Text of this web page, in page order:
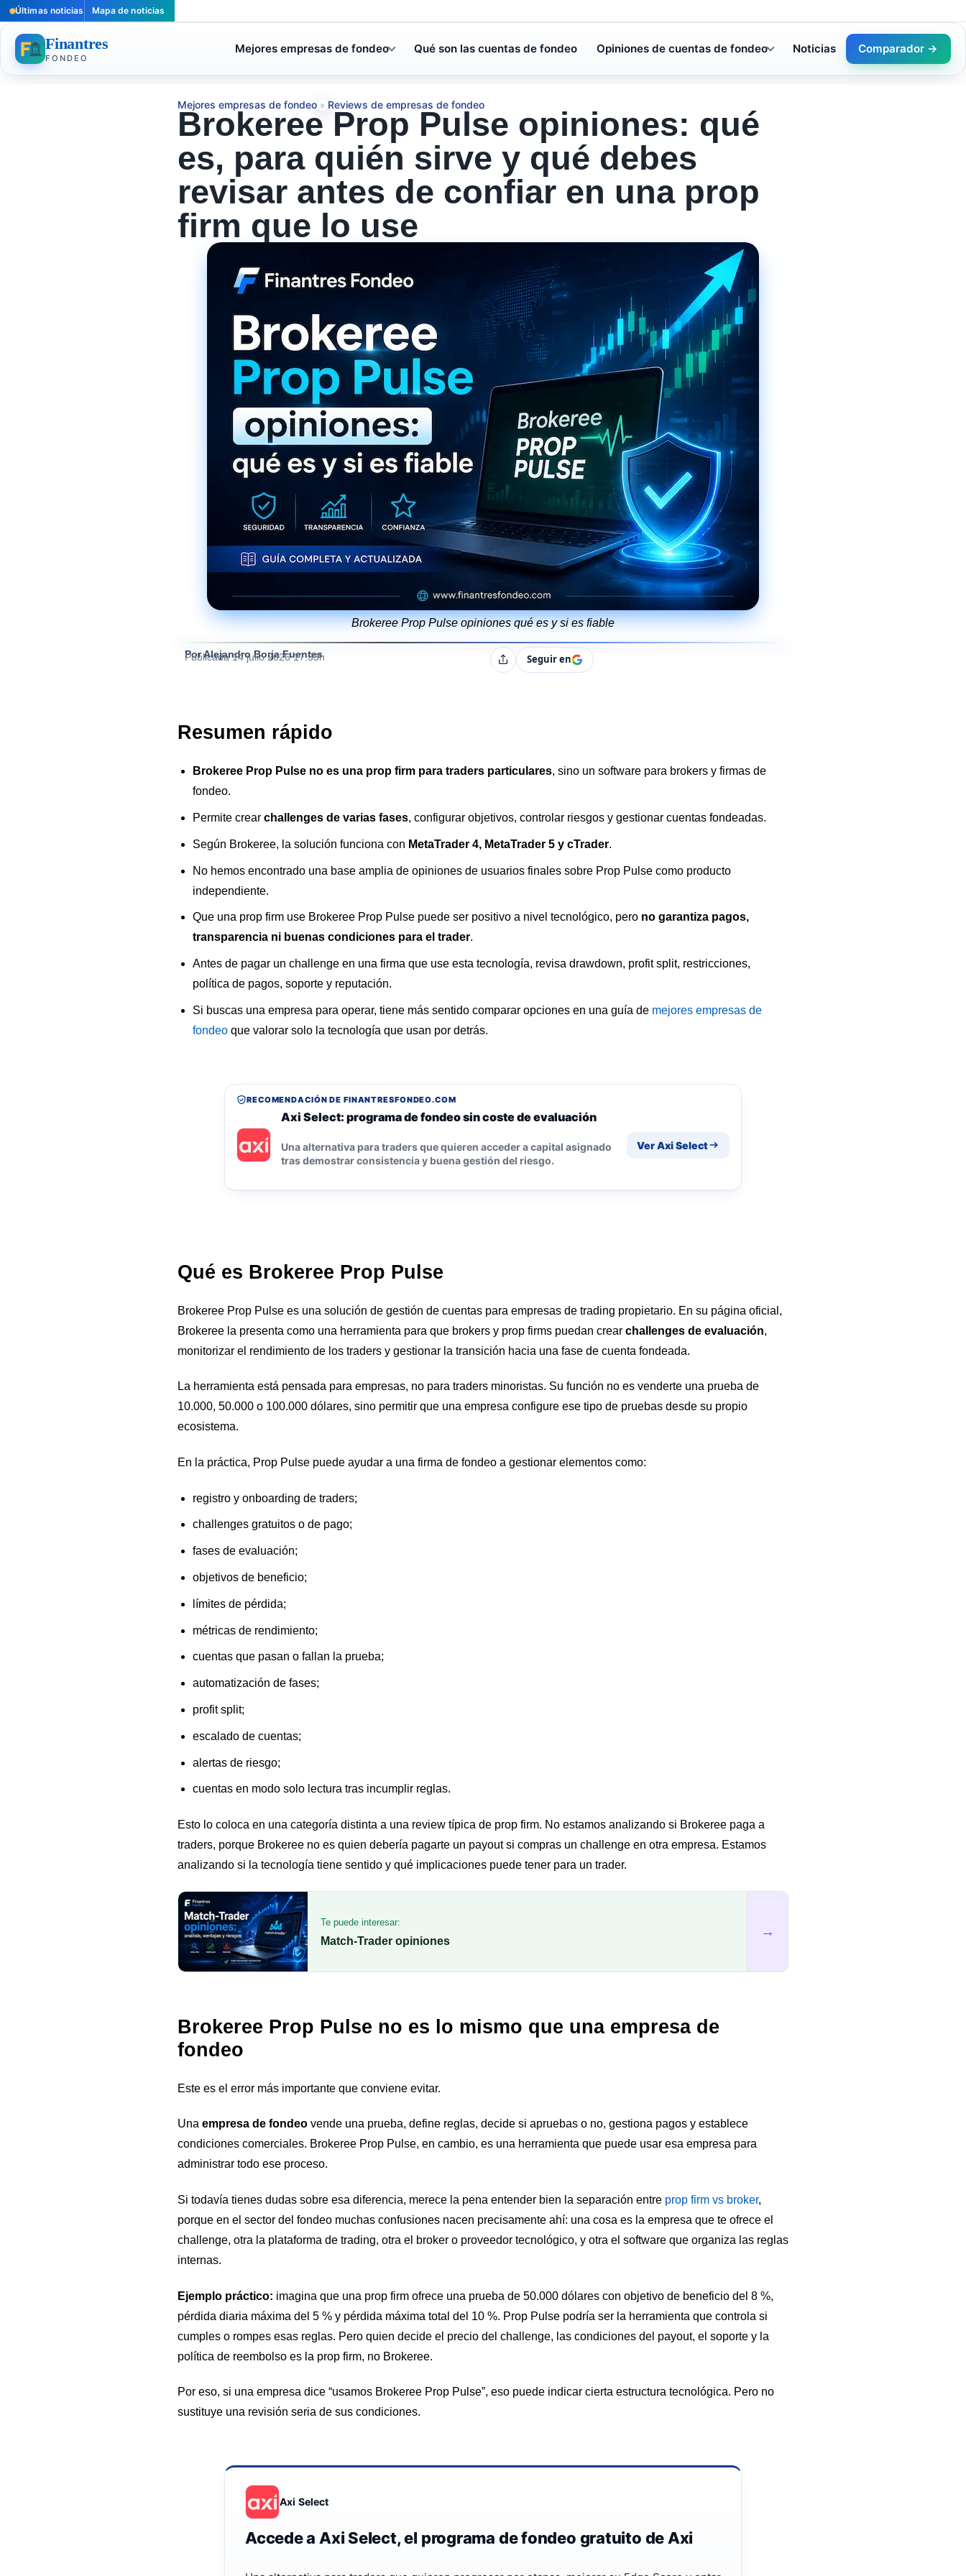
Últimas noticias Mapa de noticias
Finantres
FONDEO
Mejores empresas de fondeo Qué son las cuentas de fondeo Opiniones de cuentas de fondeo Noticias Comparador →
Mejores empresas de fondeo » Reviews de empresas de fondeo
Brokeree Prop Pulse opiniones: qué
es, para quién sirve y qué debes
revisar antes de confiar en una prop
firm que lo use
Brokeree Prop Pulse opiniones qué es y si es fiable
Por Alejandro Borja Fuentes
Publicada 14 julio 2026 17:33h CompartirSeguir en
Resumen rápido
Brokeree Prop Pulse no es una prop firm para traders particulares, sino un software para brokers y firmas de
fondeo.
Permite crear challenges de varias fases, configurar objetivos, controlar riesgos y gestionar cuentas fondeadas.
Según Brokeree, la solución funciona con MetaTrader 4, MetaTrader 5 y cTrader.
No hemos encontrado una base amplia de opiniones de usuarios finales sobre Prop Pulse como producto
independiente.
Que una prop firm use Brokeree Prop Pulse puede ser positivo a nivel tecnológico, pero no garantiza pagos,
transparencia ni buenas condiciones para el trader.
Antes de pagar un challenge en una firma que use esta tecnología, revisa drawdown, profit split, restricciones,
política de pagos, soporte y reputación.
Si buscas una empresa para operar, tiene más sentido comparar opciones en una guía de mejores empresas de
fondeoque valorar solo la tecnología que usan por detrás.
RECOMENDACIÓN DE FINANTRESFONDEO.COM
Axi Select: programa de fondeo sin coste de evaluación
Una alternativa para traders que quieren acceder a capital asignado
tras demostrar consistencia y buena gestión del riesgo.
Ver Axi Select
Qué es Brokeree Prop Pulse
Brokeree Prop Pulse es una solución de gestión de cuentas para empresas de trading propietario. En su página oficial,
Brokeree la presenta como una herramienta para que brokers y prop firms puedan crear challenges de evaluación,
monitorizar el rendimiento de los traders y gestionar la transición hacia una fase de cuenta fondeada.
La herramienta está pensada para empresas, no para traders minoristas. Su función no es venderte una prueba de
10.000, 50.000 o 100.000 dólares, sino permitir que una empresa configure ese tipo de pruebas desde su propio
ecosistema.
En la práctica, Prop Pulse puede ayudar a una firma de fondeo a gestionar elementos como:
registro y onboarding de traders;
challenges gratuitos o de pago;
fases de evaluación;
objetivos de beneficio;
límites de pérdida;
métricas de rendimiento;
cuentas que pasan o fallan la prueba;
automatización de fases;
profit split;
escalado de cuentas;
alertas de riesgo;
cuentas en modo solo lectura tras incumplir reglas.
Esto lo coloca en una categoría distinta a una review típica de prop firm. No estamos analizando si Brokeree paga a
traders, porque Brokeree no es quien debería pagarte un payout si compras un challenge en otra empresa. Estamos
analizando si la tecnología tiene sentido y qué implicaciones puede tener para un trader.
Te puede interesar:
Match-Trader opiniones
→
Brokeree Prop Pulse no es lo mismo que una empresa de
fondeo
Este es el error más importante que conviene evitar.
Una empresa de fondeo vende una prueba, define reglas, decide si apruebas o no, gestiona pagos y establece
condiciones comerciales. Brokeree Prop Pulse, en cambio, es una herramienta que puede usar esa empresa para
administrar todo ese proceso.
Si todavía tienes dudas sobre esa diferencia, merece la pena entender bien la separación entre prop firm vs broker,
porque en el sector del fondeo muchas confusiones nacen precisamente ahí: una cosa es la empresa que te ofrece el
challenge, otra la plataforma de trading, otra el broker o proveedor tecnológico, y otra el software que organiza las reglas
internas.
Ejemplo práctico: imagina que una prop firm ofrece una prueba de 50.000 dólares con objetivo de beneficio del 8 %,
pérdida diaria máxima del 5 % y pérdida máxima total del 10 %. Prop Pulse podría ser la herramienta que controla si
cumples o rompes esas reglas. Pero quien decide el precio del challenge, las condiciones del payout, el soporte y la
política de reembolso es la prop firm, no Brokeree.
Por eso, si una empresa dice “usamos Brokeree Prop Pulse”, eso puede indicar cierta estructura tecnológica. Pero no
sustituye una revisión seria de sus condiciones.
Axi Select
Accede a Axi Select, el programa de fondeo gratuito de Axi